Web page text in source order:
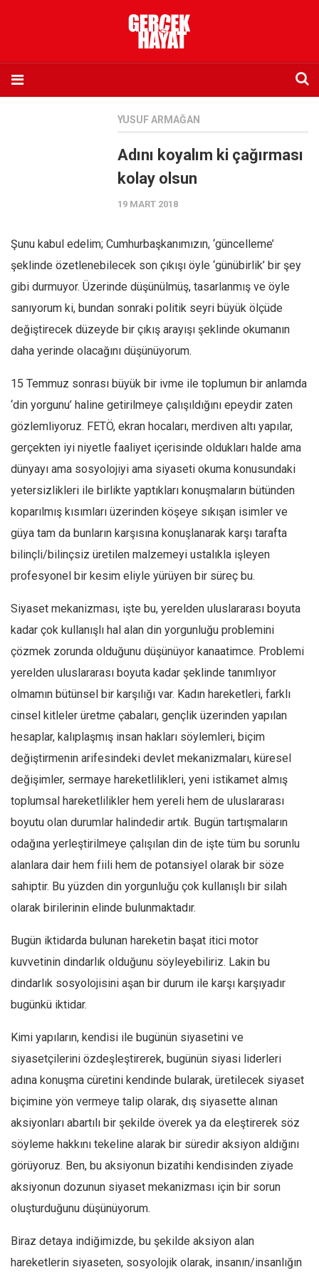
Abone olmak istiyorum
Sosyal Medya
Twitter
Facebook
Instagram
Editörden
Yazarlar
Kemal Özer
Mahmut Toptaş
Yvonne Ridley
Barış Tarımcıoğlu
Leyla Şerif Emin
Selçuk Türkyılmaz
Mehmet Ali Tekin
Amina S. Jenenkovic
Bağdagül Öz
Esra Elönü
» Yazar arşivi
Bu Sayı
Tüm Sayılar
Kültür Sanat
Kitap
Spor
Sağlık
Gıda-Beslenme
Türkiye
Siyaset
Dünya
Avrupa
Asya
Afrika
İslam Dünyası
YUSUF ARMAĞAN
Adını koyalım ki çağırması
kolay olsun
19 MART 2018
Şunu kabul edelim; Cumhurbaşkanımızın, ‘güncelleme’
şeklinde özetlenebilecek son çıkışı öyle ‘günübirlik’ bir şey
gibi durmuyor. Üzerinde düşünülmüş, tasarlanmış ve öyle
sanıyorum ki, bundan sonraki politik seyri büyük ölçüde
değiştirecek düzeyde bir çıkış arayışı şeklinde okumanın
daha yerinde olacağını düşünüyorum.
15 Temmuz sonrası büyük bir ivme ile toplumun bir anlamda
‘din yorgunu’ haline getirilmeye çalışıldığını epeydir zaten
gözlemliyoruz. FETÖ, ekran hocaları, merdiven altı yapılar,
gerçekten iyi niyetle faaliyet içerisinde oldukları halde ama
dünyayı ama sosyolojiyi ama siyaseti okuma konusundaki
yetersizlikleri ile birlikte yaptıkları konuşmaların bütünden
koparılmış kısımları üzerinden köşeye sıkışan isimler ve
güya tam da bunların karşısına konuşlanarak karşı tarafta
bilinçli/bilinçsiz üretilen malzemeyi ustalıkla işleyen
profesyonel bir kesim eliyle yürüyen bir süreç bu.
Siyaset mekanizması, işte bu, yerelden uluslararası boyuta
kadar çok kullanışlı hal alan din yorgunluğu problemini
çözmek zorunda olduğunu düşünüyor kanaatimce. Problemi
yerelden uluslararası boyuta kadar şeklinde tanımlıyor
olmamın bütünsel bir karşılığı var. Kadın hareketleri, farklı
cinsel kitleler üretme çabaları, gençlik üzerinden yapılan
hesaplar, kalıplaşmış insan hakları söylemleri, biçim
değiştirmenin arifesindeki devlet mekanizmaları, küresel
değişimler, sermaye hareketlilikleri, yeni istikamet almış
toplumsal hareketlilikler hem yereli hem de uluslararası
boyutu olan durumlar halindedir artık. Bugün tartışmaların
odağına yerleştirilmeye çalışılan din de işte tüm bu sorunlu
alanlara dair hem fiili hem de potansiyel olarak bir söze
sahiptir. Bu yüzden din yorgunluğu çok kullanışlı bir silah
olarak birilerinin elinde bulunmaktadır.
Bugün iktidarda bulunan hareketin başat itici motor
kuvvetinin dindarlık olduğunu söyleyebiliriz. Lakin bu
dindarlık sosyolojisini aşan bir durum ile karşı karşıyadır
bugünkü iktidar.
Kimi yapıların, kendisi ile bugünün siyasetini ve
siyasetçilerini özdeşleştirerek, bugünün siyasi liderleri
adına konuşma cüretini kendinde bularak, üretilecek siyaset
biçimine yön vermeye talip olarak, dış siyasette alınan
aksiyonları abartılı bir şekilde överek ya da eleştirerek söz
söyleme hakkını tekeline alarak bir süredir aksiyon aldığını
görüyoruz. Ben, bu aksiyonun bizatihi kendisinden ziyade
aksiyonun dozunun siyaset mekanizması için bir sorun
oluşturduğunu düşünüyorum.
Biraz detaya indiğimizde, bu şekilde aksiyon alan
hareketlerin siyaseten, sosyolojik olarak, insanın/insanlığın